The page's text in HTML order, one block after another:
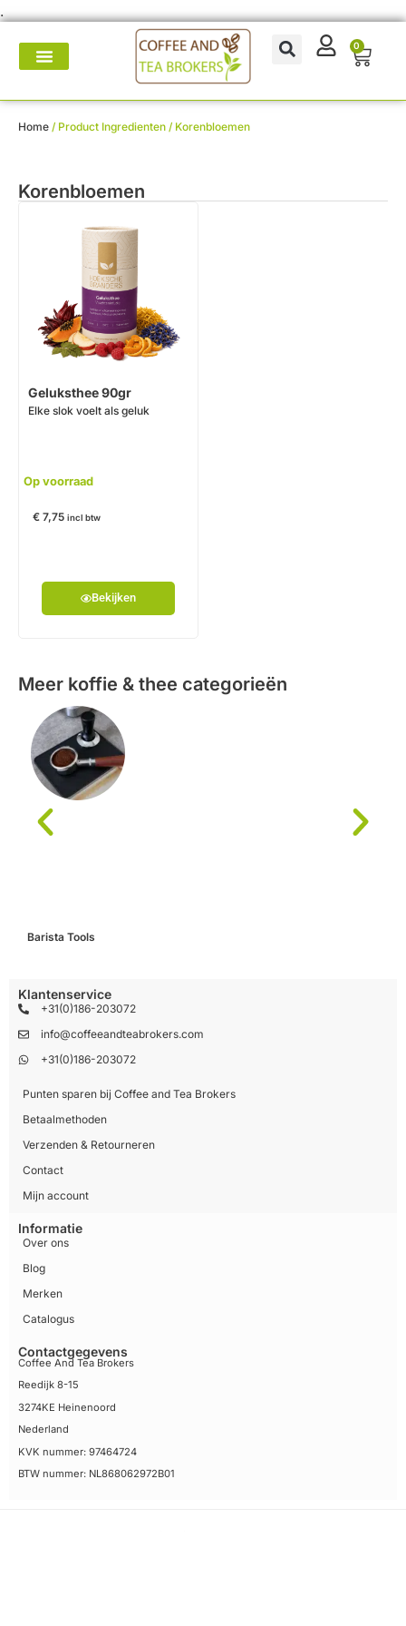
.
0
Home / Product Ingredienten / Korenbloemen
Korenbloemen
Geluksthee 90gr
Elke slok voelt als geluk
Op voorraad
€ 7,75 incl btw
Bekijken
Meer koffie & thee categorieën
Barista Tools
Klantenservice
+31(0)186-203072
info@coffeeandteabrokers.com
+31(0)186-203072
Punten sparen bij Coffee and Tea Brokers
Betaalmethoden
Verzenden & Retourneren
Contact
Mijn account
Informatie
Over ons
Blog
Merken
Catalogus
Contactgegevens
Coffee And Tea Brokers
Reedijk 8-15
3274KE Heinenoord
Nederland
KVK nummer: 97464724
BTW nummer: NL868062972B01